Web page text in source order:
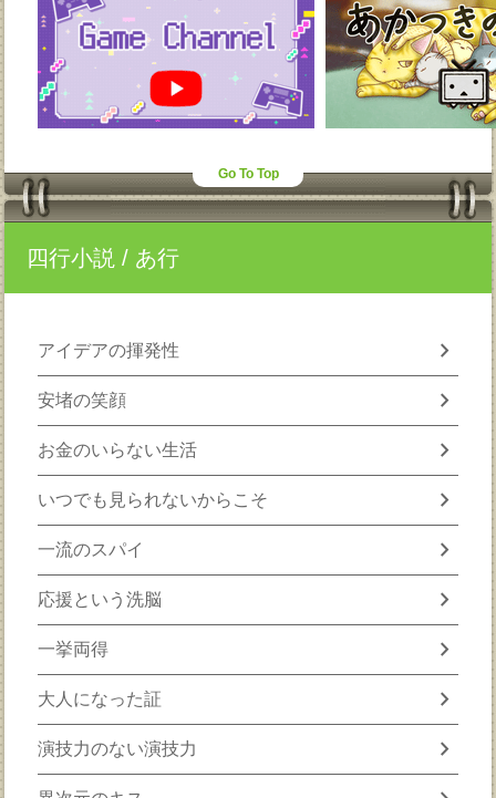
Go To Top
四行小説 / あ行
アイデアの揮発性 chevron_right
安堵の笑顔 chevron_right
お金のいらない生活 chevron_right
いつでも見られないからこそ chevron_right
一流のスパイ chevron_right
応援という洗脳 chevron_right
一挙両得 chevron_right
大人になった証 chevron_right
演技力のない演技力 chevron_right